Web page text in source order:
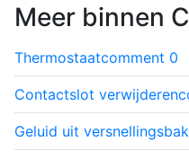
Meer binnen
Thermostaatcomment 0
Contactslot verwijderen
Geluid uit